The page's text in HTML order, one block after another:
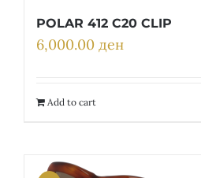
POLAR 412 C20 CLIP
6,000.00 ден
Add to cart